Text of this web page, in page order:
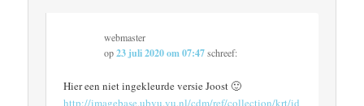
webmaster
op23 juli 2020 om 07:47 schreef:
Hier een niet ingekleurde versie Joost 🙂